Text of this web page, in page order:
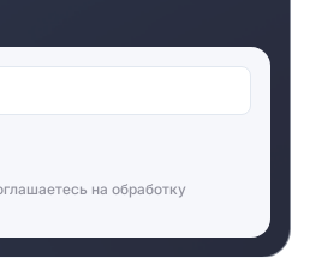
на обработку